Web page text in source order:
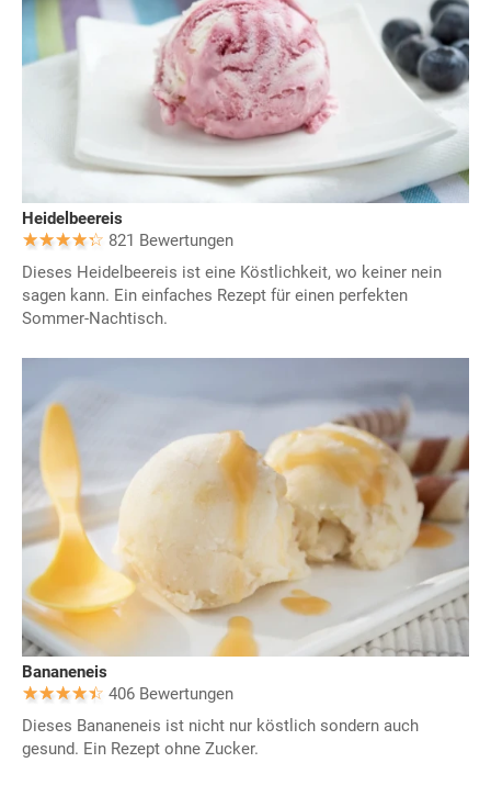
Heidelbeereis
821 Bewertungen
Dieses Heidelbeereis ist eine Köstlichkeit, wo keiner nein
sagen kann. Ein einfaches Rezept für einen perfekten
Sommer-Nachtisch.
Bananeneis
406 Bewertungen
Dieses Bananeneis ist nicht nur köstlich sondern auch
gesund. Ein Rezept ohne Zucker.